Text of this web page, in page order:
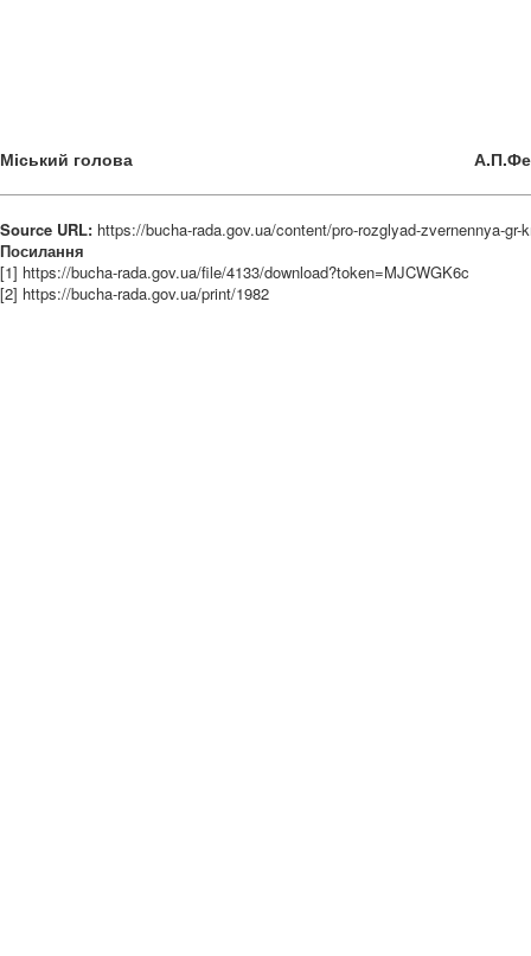
Міський голова
Source URL: https://bucha-rada.gov.ua/content/pro-rozglyad-zvernennya-gr-
Посилання
[1] https://bucha-rada.gov.ua/file/4133/download?token=MJCWGK6c
[2] https://bucha-rada.gov.ua/print/1982